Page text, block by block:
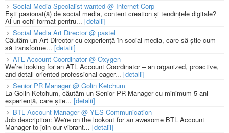
Social Media Specialist wanted @ Internet Corp
Ești pasionat(ă) de social media, content creation și tendințele digitale?
Ai un ochi format pentru... [detalii]
Social Media Art Director @ pastel
Căutăm un Art Director cu experiență în social media, care să știe cum
să transforme... [detalii]
ATL Account Coordinator @ Oxygen
We’re looking for an ATL Account Coordinator – an organized, proactive,
and detail-oriented professional eager... [detalii]
Senior PR Manager @ Golin Ketchum
La Golin Ketchum, căutăm un Senior PR Manager cu minimum 5 ani
experiență, care știe... [detalii]
BTL Account Manager @ YES Communication
Job description: We're on the lookout for an awesome BTL Account
Manager to join our vibrant... [detalii]